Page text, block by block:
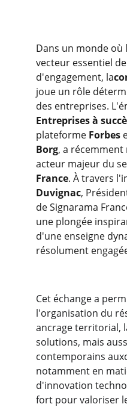
Dans un monde où
vecteur essentiel
d'engagement, la
joue un rôle
des entreprises.
Entreprises à
plateforme Forbes
Borg, a
acteur majeur du
France. À travers
Duvignac,
de Signarama
une plongée
d'une enseigne
résolument
Cet échange a
l'organisation du
ancrage territorial,
solutions, mais
contemporains
notamment en
d'innovation
fort pour valoriser